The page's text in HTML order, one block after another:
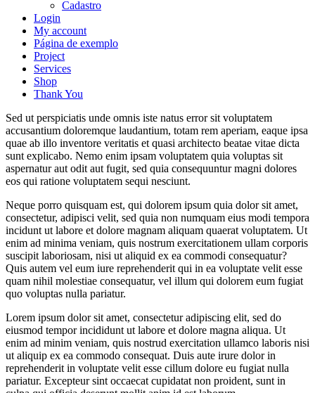
Cadastro
Login
My account
Página de exemplo
Project
Services
Shop
Thank You
Sed ut perspiciatis unde omnis iste natus error sit voluptatem
accusantium doloremque laudantium, totam rem aperiam, eaque ipsa
quae ab illo inventore veritatis et quasi architecto beatae vitae dicta
sunt explicabo. Nemo enim ipsam voluptatem quia voluptas sit
aspernatur aut odit aut fugit, sed quia consequuntur magni dolores
eos qui ratione voluptatem sequi nesciunt.
Neque porro quisquam est, qui dolorem ipsum quia dolor sit amet,
consectetur, adipisci velit, sed quia non numquam eius modi tempora
incidunt ut labore et dolore magnam aliquam quaerat voluptatem. Ut
enim ad minima veniam, quis nostrum exercitationem ullam corporis
suscipit laboriosam, nisi ut aliquid ex ea commodi consequatur?
Quis autem vel eum iure reprehenderit qui in ea voluptate velit esse
quam nihil molestiae consequatur, vel illum qui dolorem eum fugiat
quo voluptas nulla pariatur.
Lorem ipsum dolor sit amet, consectetur adipiscing elit, sed do
eiusmod tempor incididunt ut labore et dolore magna aliqua. Ut
enim ad minim veniam, quis nostrud exercitation ullamco laboris nisi
ut aliquip ex ea commodo consequat. Duis aute irure dolor in
reprehenderit in voluptate velit esse cillum dolore eu fugiat nulla
pariatur. Excepteur sint occaecat cupidatat non proident, sunt in